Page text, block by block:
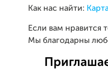
Как нас найти:
Если вам нравится
Мы благодарны